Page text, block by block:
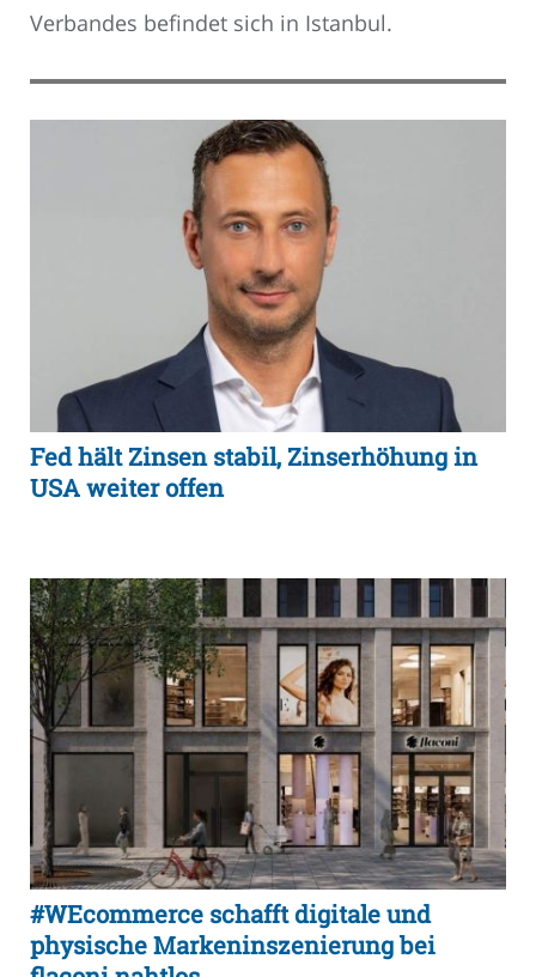
Verbandes befindet sich in Istanbul.
Fed hält Zinsen stabil, Zinserhöhung in
USA weiter offen
#WEcommerce schafft digitale und
physische Markeninszenierung bei